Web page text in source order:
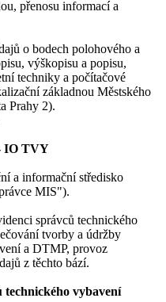
přenosu informací a
o bodech polohového a
výškopisu a popisu,
techniky a počítačové
základnou Městského
Prahy 2).
IO TVY
a informační středisko
MIS").
správců technického
tvorby a údržby
a DTMP, provoz
z těchto bází.
vybavení